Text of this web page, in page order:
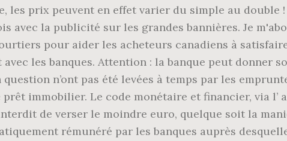
les prix peuvent en effet varier du simple au
avec la publicité sur les grandes bannières. Je
pour aider les acheteurs canadiens à
les banques. Attention : la banque peut donner
n’ont pas été levées à temps par les
immobilier. Le code monétaire et financier, via l’
de verser le moindre euro, quelque soit la
rémunéré par les banques auprès